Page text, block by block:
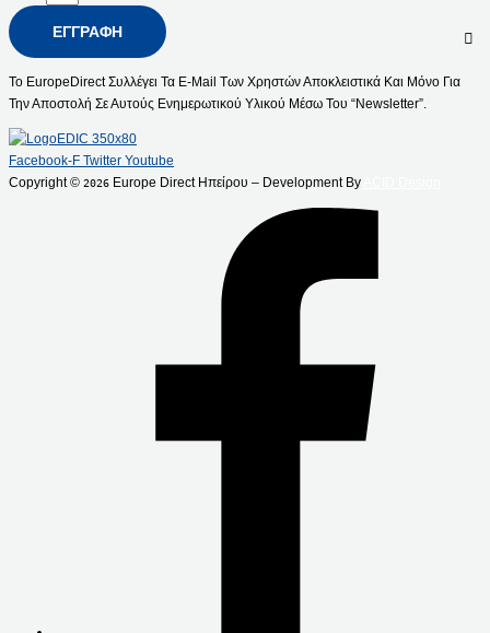
ΕΓΓΡΑΦΉ
Το EuropeDirect Συλλέγει Τα E-Mail Των Χρηστών Αποκλειστικά Και Μόνο Για
Την Αποστολή Σε Αυτούς Ενημερωτικού Υλικού Μέσω Του “Newsletter”.
Facebook-F Twitter Youtube
Copyright © 2026 Europe Direct Ηπείρου – Development By